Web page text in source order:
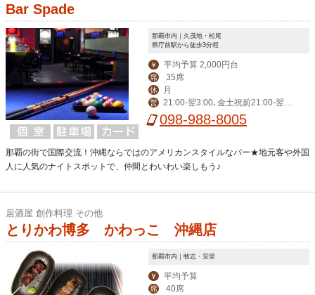
Bar Spade
那覇市内｜久茂地・松尾
県庁前駅から徒歩3分程
￥ 平均予算 2,000円台
席 35席
休 月
営
21:00-翌3:00､金土祝前21:00-翌5:
00 098-988-8005
那覇の街で国際交流！沖縄ならではのアメリカンスタイルなバー★地元客や外国
人に人気のナイトスポットで、仲間とわいわい楽しもう♪
居酒屋 創作料理 その他
とりかわ博多 かわっこ 沖縄店
那覇市内｜牧志・安里
￥ 平均予算
席 40席